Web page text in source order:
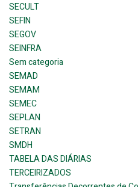
SECULT
SEFIN
SEGOV
SEINFRA
Sem categoria
SEMAD
SEMAM
SEMEC
SEPLAN
SETRAN
SMDH
TABELA DAS DIÁRIAS
TERCEIRIZADOS